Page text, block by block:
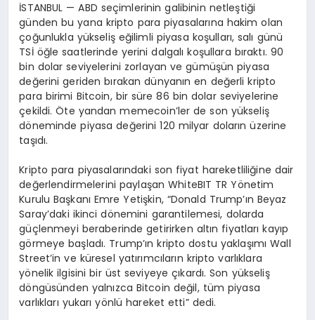
İSTANBUL — ABD seçimlerinin galibinin netleştiği
günden bu yana kripto para piyasalarına hakim olan
çoğunlukla yükseliş eğilimli piyasa koşulları, salı günü
TSİ öğle saatlerinde yerini dalgalı koşullara bıraktı. 90
bin dolar seviyelerini zorlayan ve gümüşün piyasa
değerini geriden bırakan dünyanın en değerli kripto
para birimi Bitcoin, bir süre 86 bin dolar seviyelerine
çekildi. Öte yandan memecoin’ler de son yükseliş
döneminde piyasa değerini 120 milyar doların üzerine
taşıdı.
Kripto para piyasalarındaki son fiyat hareketliliğine dair
değerlendirmelerini paylaşan WhiteBIT TR Yönetim
Kurulu Başkanı Emre Yetişkin, “Donald Trump’ın Beyaz
Saray’daki ikinci dönemini garantilemesi, dolarda
güçlenmeyi beraberinde getirirken altın fiyatları kayıp
görmeye başladı. Trump’ın kripto dostu yaklaşımı Wall
Street’in ve küresel yatırımcıların kripto varlıklara
yönelik ilgisini bir üst seviyeye çıkardı. Son yükseliş
döngüsünden yalnızca Bitcoin değil, tüm piyasa
varlıkları yukarı yönlü hareket etti” dedi.